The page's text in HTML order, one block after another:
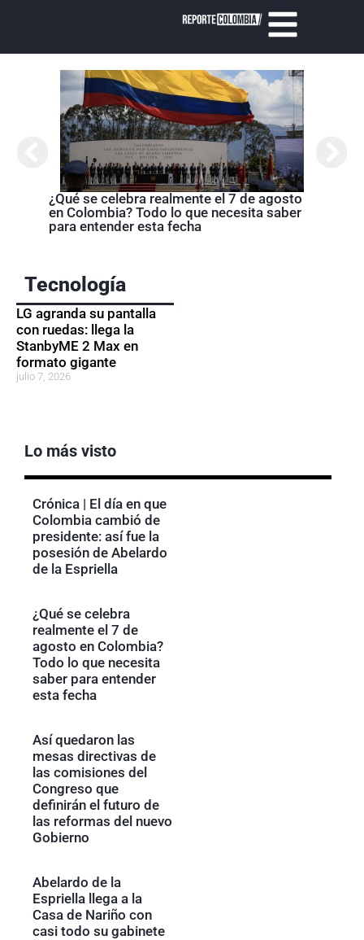
¿Qué se celebra realmente el 7 de agosto
en Colombia? Todo lo que necesita saber
para entender esta fecha
Tecnología
LG agranda su pantalla
con ruedas: llega la
StanbyME 2 Max en
formato gigante
julio 7, 2026
Lo más visto
Crónica | El día en que
Colombia cambió de
presidente: así fue la
posesión de Abelardo
de la Espriella
¿Qué se celebra
realmente el 7 de
agosto en Colombia?
Todo lo que necesita
saber para entender
esta fecha
Así quedaron las
mesas directivas de
las comisiones del
Congreso que
definirán el futuro de
las reformas del nuevo
Gobierno
Abelardo de la
Espriella llega a la
Casa de Nariño con
casi todo su gabinete